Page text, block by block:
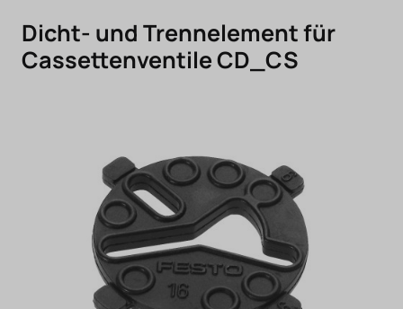
Dicht- und Trennelement für
Cassettenventile CD_CS